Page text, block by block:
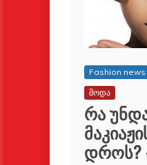
Fashion news
მოდა
რა
დროს?